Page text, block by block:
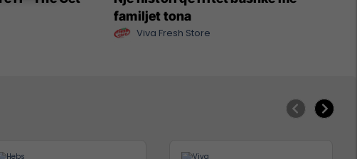
familjet tona
Viva Fresh Store